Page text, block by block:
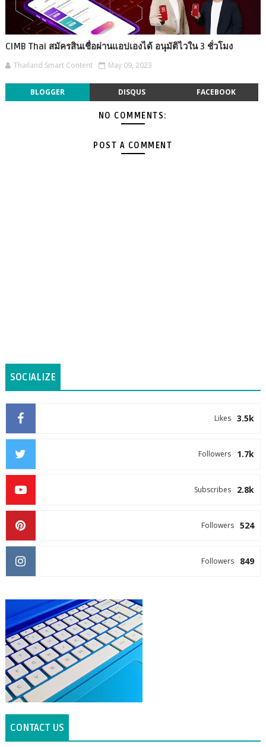
CIMB Thai สมัครสินเชื่อผ่านแอปเองได้ อนุมัติไวใน 3 ชั่วโมง
Thailand Smart Content May 09, 2023
BLOGGER DISQUS FACEBOOK
NO COMMENTS:
POST A COMMENT
SOCIALIZE
3.5k
Likes
1.7k
Followers
2.8k
Subscribes
524
Followers
849
Followers
CONTACT US